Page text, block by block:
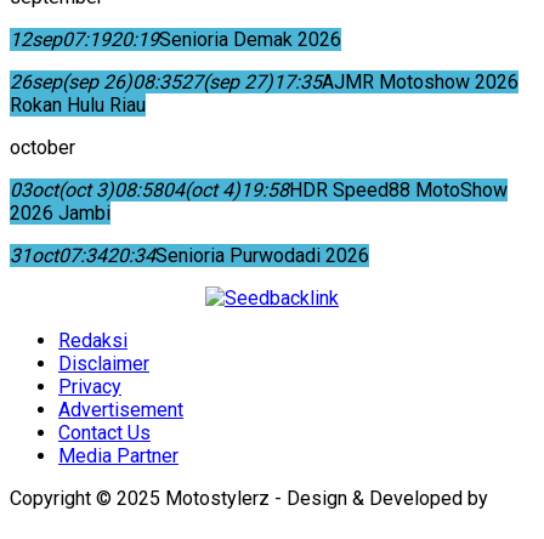
12sep07:1920:19Senioria Demak 2026
26sep(sep 26)08:3527(sep 27)17:35AJMR Motoshow 2026
Rokan Hulu Riau
october
03oct(oct 3)08:5804(oct 4)19:58HDR Speed88 MotoShow
2026 Jambi
31oct07:3420:34Senioria Purwodadi 2026
Redaksi
Disclaimer
Privacy
Advertisement
Contact Us
Media Partner
Copyright © 2025 Motostylerz - Design & Developed by